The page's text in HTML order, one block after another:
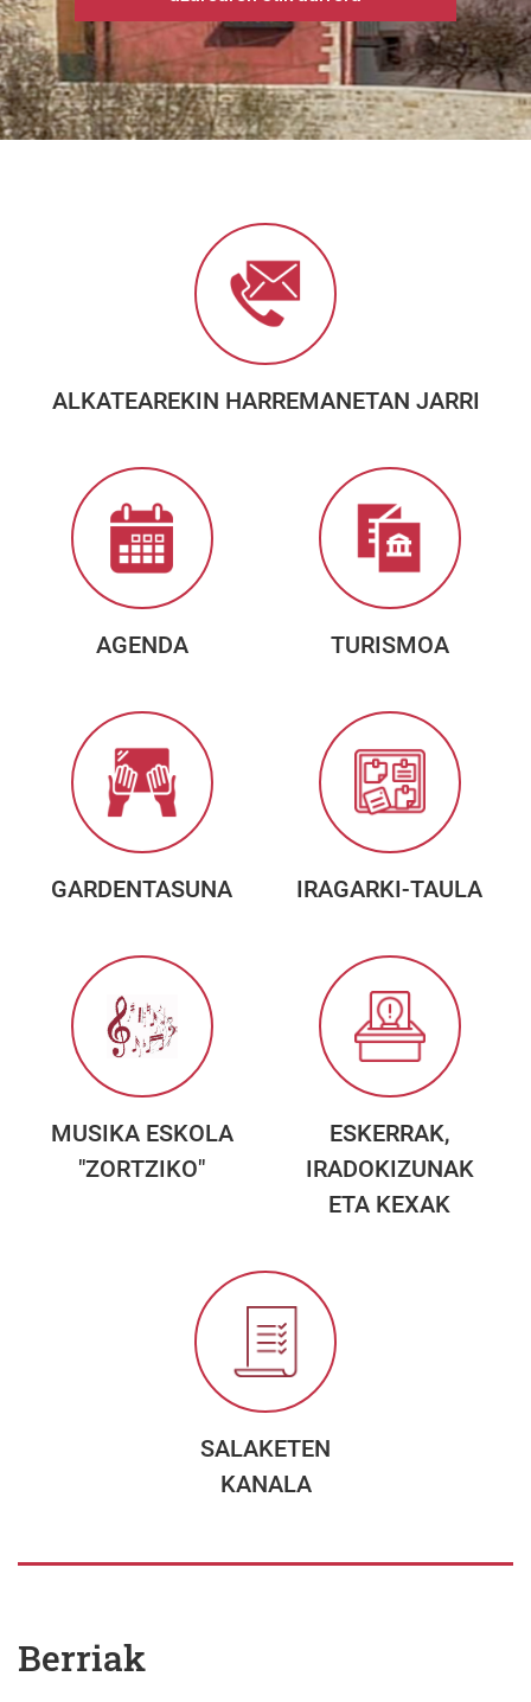
ALKATEAREKIN HARREMANETAN JARRI
AGENDA TURISMOA
GARDENTASUNA IRAGARKI-TAULA
MUSIKA ESKOLA
"ZORTZIKO"
ESKERRAK,
IRADOKIZUNAK
ETA KEXAK
SALAKETEN
KANALA
Berriak